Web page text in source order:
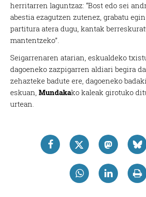
herritarren laguntzaz: “Bost edo sei
abestia ezagutzen zutenez, grabatu
partitura atera dugu, kantak
mantentzeko”.
Seigarrenaren atarian, eskualdeko
dagoeneko zazpigarren aldiari begira
zehazteke badute ere, dagoeneko
eskuan,Mundakako kaleak girotuko
urtean.